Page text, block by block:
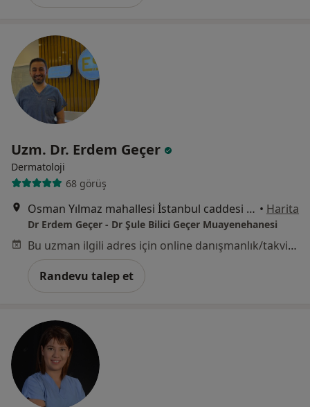
Uzm. Dr. Erdem Geçer
Dermatoloji
68 görüş
Osman Yılmaz mahallesi İstanbul caddesi No: 24 kat: 5 Tekkurtlar Plaza / VM Medical Park Yanı Gebze, Kocaeli • Harita
Dr Erdem Geçer - Dr Şule Bilici Geçer Muayenehanesi
Bu uzman ilgili adres için online danışmanlık/takvim sunmuyor.
Randevu talep et